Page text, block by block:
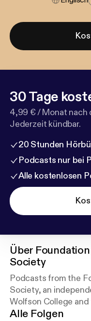
30 Tage
4,99 € / Monat nach
Jederzeit kündbar.
20 Stunden
Podcasts nur bei
Alle kostenlosen
Über
Society
Podcasts from the
Society, an
Wolfson College
Studies at the
Alle Folgen